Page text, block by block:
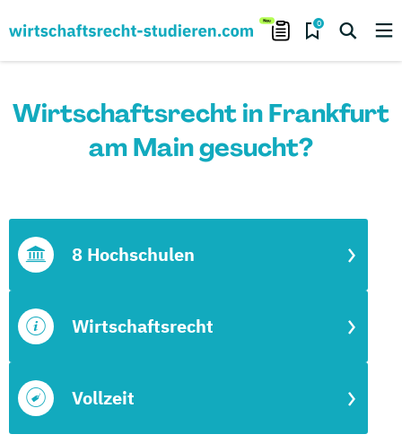
0
Wirtschaftsrecht in Frankfurt
am Main gesucht?
Vollzeit
Wirtschaftsrecht
8 Hochschulen